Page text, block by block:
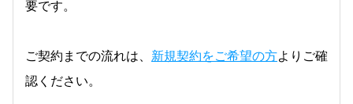
要です。
ご契約までの流れは、 新規契約をご希望の方よりご確
認ください。